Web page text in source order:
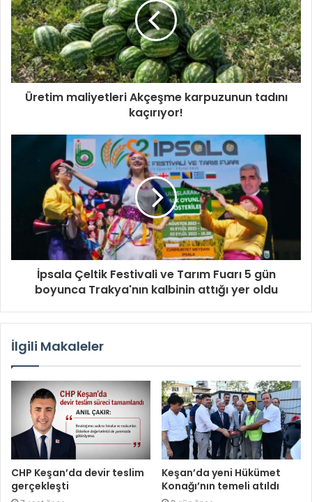
Üretim maliyetleri Akçeşme karpuzunun tadını
kaçırıyor!
İpsala Çeltik Festivali ve Tarım Fuarı 5 gün
boyunca Trakya'nın kalbinin attığı yer oldu
İlgili Makaleler
CHP Keşan’da devir teslim
gerçekleşti
Keşan’da yeni Hükümet
Konağı’nın temeli atıldı